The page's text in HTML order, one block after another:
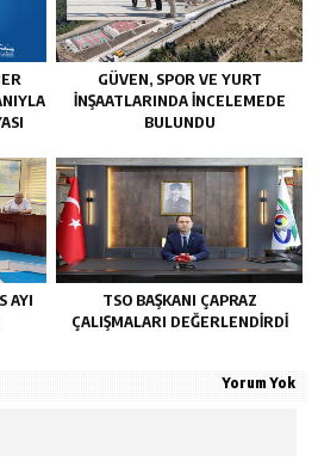
GÜVEN, SPOR VE YURT
İNŞAATLARINDA İNCELEMEDE
BULUNDU
AYI
TSO BAŞKANI ÇAPRAZ
ÇALIŞMALARI DEĞERLENDİRDİ
Yorum Yok